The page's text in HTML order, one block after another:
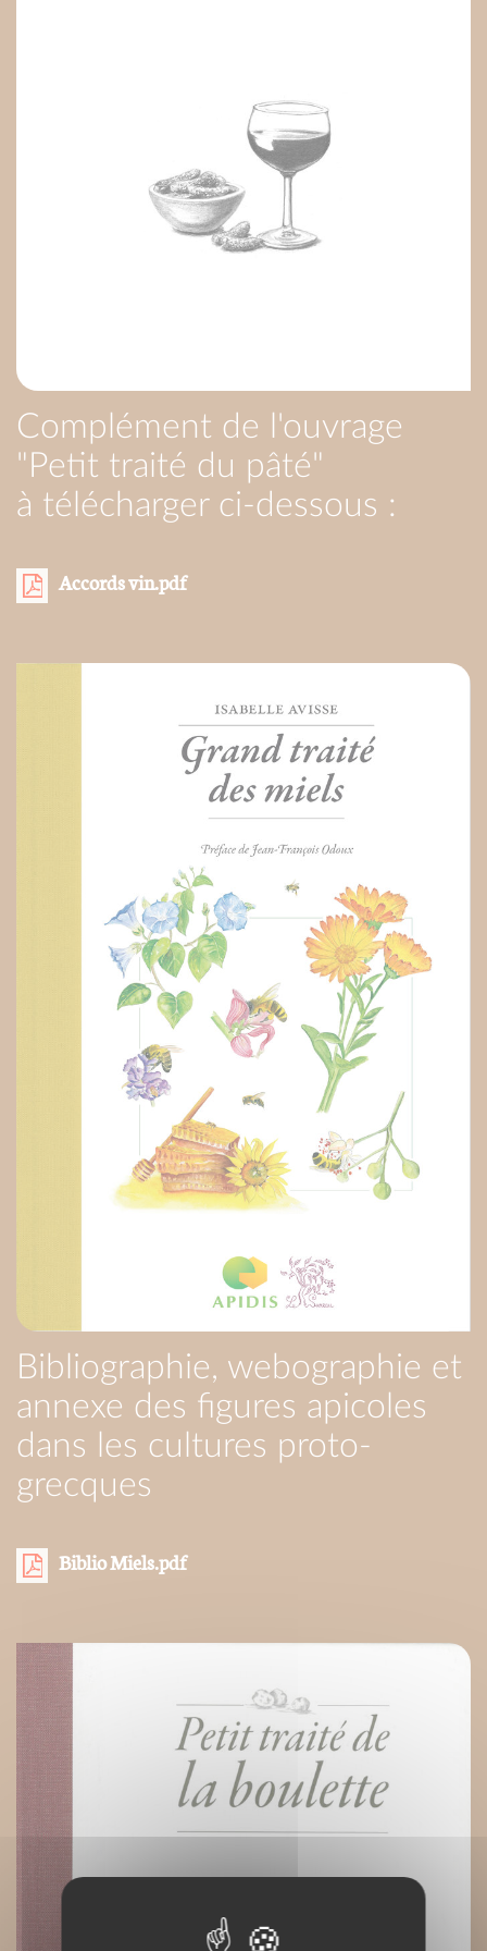
Complément de l'ouvrage
"Petit traité du pâté"
à télécharger ci-dessous :
Accords vin.pdf
Bibliographie, webographie et
annexe des figures apicoles
dans les cultures proto-
grecques
Biblio Miels.pdf